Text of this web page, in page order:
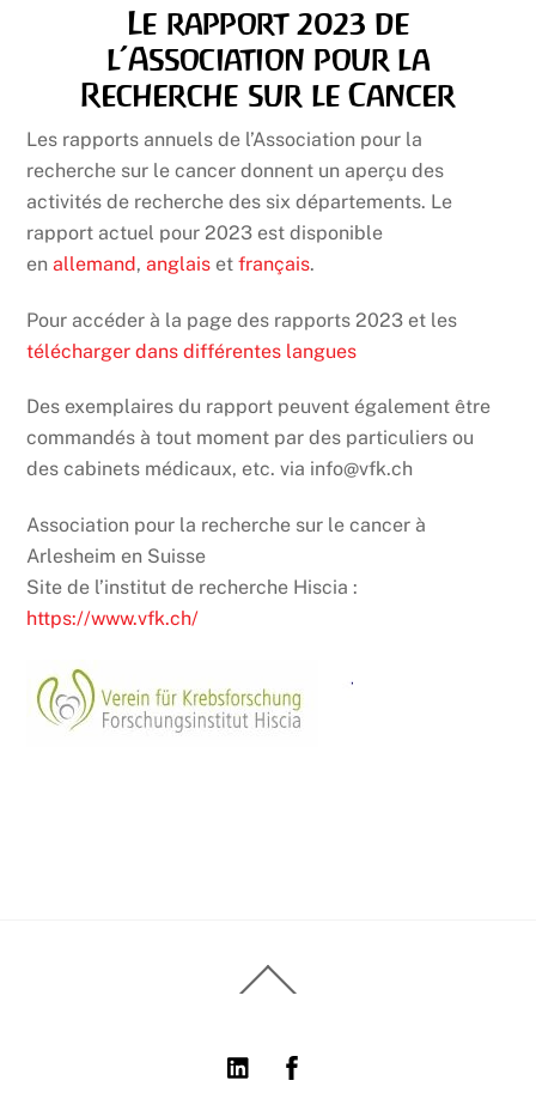
Le rapport 2023 de
l’Association pour la
Recherche sur le Cancer
Les rapports annuels de l’Association pour la
recherche sur le cancer donnent un aperçu des
activités de recherche des six départements. Le
rapport actuel pour 2023 est disponible
enallemand,anglais etfrançais.
Pour accéder à la page des rapports 2023 et les
télécharger dans différentes langues
Des exemplaires du rapport peuvent également être
commandés à tout moment par des particuliers ou
des cabinets médicaux, etc. via info@vfk.ch
Association pour la recherche sur le cancer à
Arlesheim en Suisse
Site de l’institut de recherche Hiscia :
https://www.vfk.ch/
To